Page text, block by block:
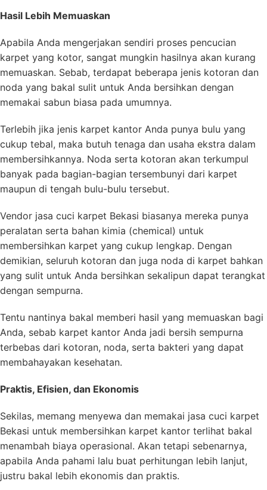
Hasil Lebih Memuaskan
Apabila Anda mengerjakan sendiri proses pencucian
karpet yang kotor, sangat mungkin hasilnya akan kurang
memuaskan. Sebab, terdapat beberapa jenis kotoran dan
noda yang bakal sulit untuk Anda bersihkan dengan
memakai sabun biasa pada umumnya.
Terlebih jika jenis karpet kantor Anda punya bulu yang
cukup tebal, maka butuh tenaga dan usaha ekstra dalam
membersihkannya. Noda serta kotoran akan terkumpul
banyak pada bagian-bagian tersembunyi dari karpet
maupun di tengah bulu-bulu tersebut.
Vendor jasa cuci karpet Bekasi biasanya mereka punya
peralatan serta bahan kimia (chemical) untuk
membersihkan karpet yang cukup lengkap. Dengan
demikian, seluruh kotoran dan juga noda di karpet bahkan
yang sulit untuk Anda bersihkan sekalipun dapat terangkat
dengan sempurna.
Tentu nantinya bakal memberi hasil yang memuaskan bagi
Anda, sebab karpet kantor Anda jadi bersih sempurna
terbebas dari kotoran, noda, serta bakteri yang dapat
membahayakan kesehatan.
Praktis, Efisien, dan Ekonomis
Sekilas, memang menyewa dan memakai jasa cuci karpet
Bekasi untuk membersihkan karpet kantor terlihat bakal
menambah biaya operasional. Akan tetapi sebenarnya,
apabila Anda pahami lalu buat perhitungan lebih lanjut,
justru bakal lebih ekonomis dan praktis.